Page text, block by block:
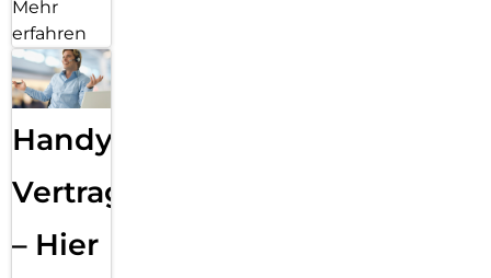
Mehr
erfahren
Handy
Vertragsabwicklung
– Hier